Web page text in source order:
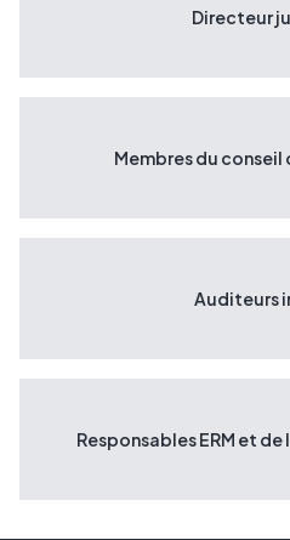
Directeur
Membres du
Auditeurs
Responsables ERM et